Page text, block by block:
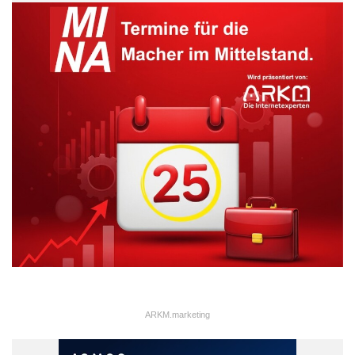
sich auf Verhalten und Einstellungen der Kunden aus.“
Fiktives Mitfahr-Unternehmen vor Gericht
Steinert führte dazu im Rahmen seiner Masterarbeit ein Online-
Experiment durch. Insgesamt 650 Probanden, davon 334
abgeschlossene Befragungen, legte er ein fiktives Szenario vor:
Das Unternehmen Driver4U vermittelt mittels Handy App
Fahrgäste an Privatpersonen, die sich mit ihrem Privat-PKW als
Chauffeure anbieten – zu einem Preis weit unter den üblichen
Taxi-Tarifen. Die Billig-Konkurrenz ist den etablierten Taxi-
Unternehmen ein Dorn im Auge. Sie reichen Klage gegen
Driver4U ein. Ein Gericht verbietet Driver4U den
ARKM.marketing